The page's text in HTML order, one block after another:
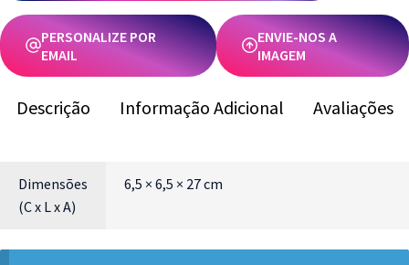
PERSONALIZE POR
EMAIL
ENVIE-NOS A
IMAGEM
Descrição Informação Adicional Avaliações
Dimensões
(C x L x A)
6,5 × 6,5 × 27 cm